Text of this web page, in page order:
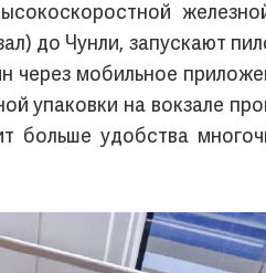
до Чунли, запускают
через мобильное
упаковки на вокзале
больше удобства